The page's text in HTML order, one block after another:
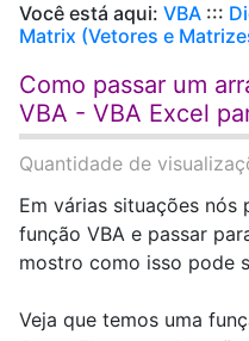
Você está aqui: VBA :::
Matrix (Vetores e
Como passar um
VBA - VBA Excel
Quantidade de
Em várias situações nós
função VBA e passar
mostro como isso pode
Veja que temos uma